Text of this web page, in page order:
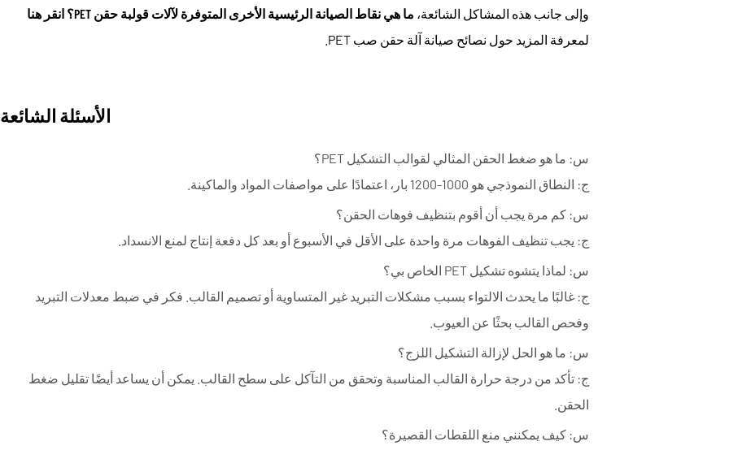
وإلى جانب هذه المشاكل الشائعة، ما هي نقاط الصيانة الرئيسية الأخرى المتوفرة لآلات قولبة حقن PET؟
انقر هنا
لمعرفة المزيد حول نصائح صيانة آلة حقن صب PET.
الأسئلة الشائعة
س: ما هو ضغط الحقن المثالي لقوالب التشكيل PET؟
ج: النطاق النموذجي هو 1000-1200 بار، اعتمادًا على مواصفات المواد والماكينة.
س: كم مرة يجب أن أقوم بتنظيف فوهات الحقن؟
ج: يجب تنظيف الفوهات مرة واحدة على الأقل في الأسبوع أو بعد كل دفعة إنتاج لمنع الانسداد.
س: لماذا يتشوه تشكيل PET الخاص بي؟
ج: غالبًا ما يحدث الالتواء بسبب مشكلات التبريد غير المتساوية أو تصميم القالب. فكر في ضبط معدلات التبريد
وفحص القالب بحثًا عن العيوب.
س: ما هو الحل لإزالة التشكيل اللزج؟
ج: تأكد من درجة حرارة القالب المناسبة وتحقق من التآكل على سطح القالب. يمكن أن يساعد أيضًا تقليل ضغط
الحقن.
س: كيف يمكنني منع اللقطات القصيرة؟